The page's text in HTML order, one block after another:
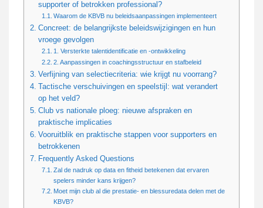
supporter of betrokken professional?
Waarom de KBVB nu beleidsaanpassingen implementeert
Concreet: de belangrijkste beleidswijzigingen en hun
vroege gevolgen
1. Versterkte talentidentificatie en -ontwikkeling
2. Aanpassingen in coachingsstructuur en stafbeleid
Verfijning van selectiecriteria: wie krijgt nu voorrang?
Tactische verschuivingen en speelstijl: wat verandert
op het veld?
Club vs nationale ploeg: nieuwe afspraken en
praktische implicaties
Vooruitblik en praktische stappen voor supporters en
betrokkenen
Frequently Asked Questions
Zal de nadruk op data en fitheid betekenen dat ervaren
spelers minder kans krijgen?
Moet mijn club al die prestatie- en blessuredata delen met de
KBVB?